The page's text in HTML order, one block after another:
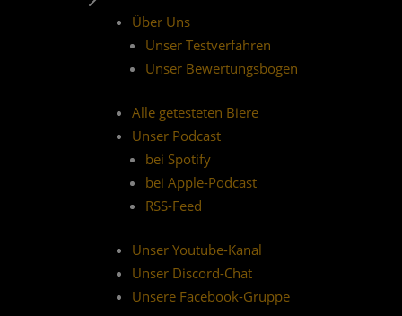
Über Uns
Unser Testverfahren
Unser Bewertungsbogen
Alle getesteten Biere
Unser Podcast
bei Spotify
bei Apple-Podcast
RSS-Feed
Unser Youtube-Kanal
Unser Discord-Chat
Unsere Facebook-Gruppe